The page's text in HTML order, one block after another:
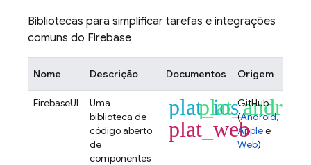
Bibliotecas para simplificar tarefas e integrações
comuns do Firebase
Nome Descrição Documentos Origem
FirebaseUI
Uma
biblioteca de
código aberto
de
componentes
plat_ios
plat_android
plat_web
GitHub
(Android,
Applee
Web)